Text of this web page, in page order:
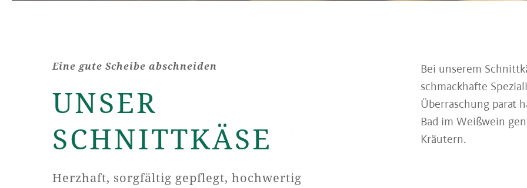
Eine gute Scheibe abschneiden
UNSER
SCHNITTKÄSE
Herzhaft, sorgfältig gepflegt, hochwertig
Bei unserem
schmackhafte
Überraschung parat
Bad im Weißwein
Kräutern.